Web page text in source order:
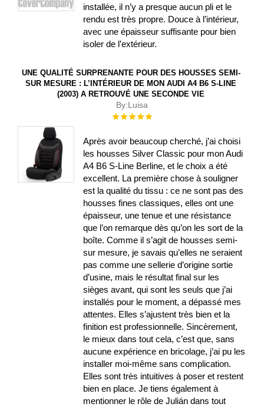
installée, il n’y a presque aucun pli et le
rendu est très propre. Douce à l’intérieur,
avec une épaisseur suffisante pour bien
isoler de l’extérieur.
UNE QUALITÉ SURPRENANTE POUR DES HOUSSES SEMI-
SUR MESURE : L’INTÉRIEUR DE MON AUDI A4 B6 S-LINE
(2003) A RETROUVÉ UNE SECONDE VIE
By:Luisa
Évaluation :
Après avoir beaucoup cherché, j’ai choisi
les housses Silver Classic pour mon Audi
A4 B6 S-Line Berline, et le choix a été
excellent. La première chose à souligner
est la qualité du tissu : ce ne sont pas des
housses fines classiques, elles ont une
épaisseur, une tenue et une résistance
que l’on remarque dès qu’on les sort de la
boîte. Comme il s’agit de housses semi-
sur mesure, je savais qu’elles ne seraient
pas comme une sellerie d’origine sortie
d’usine, mais le résultat final sur les
sièges avant, qui sont les seuls que j’ai
installés pour le moment, a dépassé mes
attentes. Elles s’ajustent très bien et la
finition est professionnelle. Sincèrement,
le mieux dans tout cela, c’est que, sans
aucune expérience en bricolage, j’ai pu les
installer moi-même sans complication.
Elles sont très intuitives à poser et restent
bien en place. Je tiens également à
mentionner le rôle de Julián dans tout